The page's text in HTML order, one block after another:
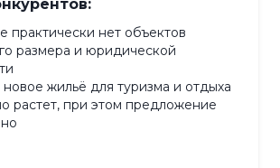
практически нет объектов
размера и юридической
жильё для туризма и отдыха
растет, при этом предложение